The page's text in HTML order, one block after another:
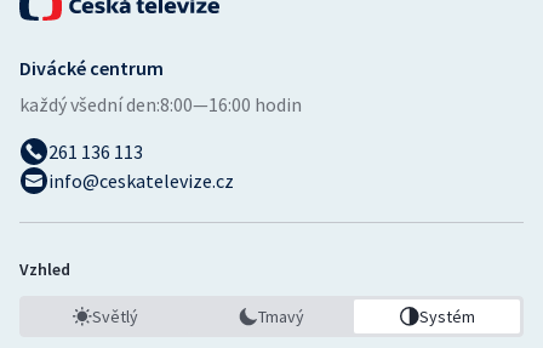
Divácké centrum
každý všední den:8:00—16:00 hodin
261 136 113
info@ceskatelevize.cz
Vzhled
Světlý Tmavý Systém